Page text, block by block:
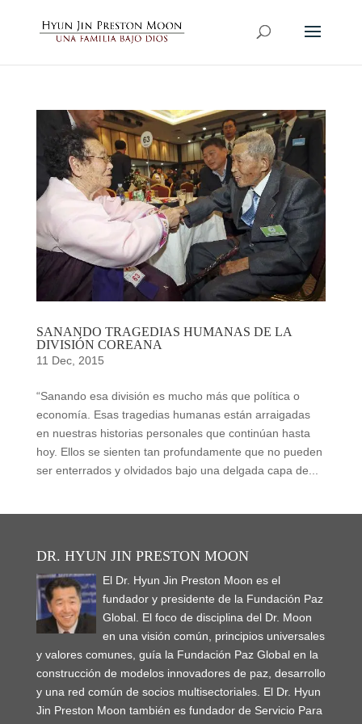
SANANDO TRAGEDIAS HUMANAS DE LA
DIVISIÓN COREANA
11 Dec, 2015
“Sanando esa división es mucho más que política o
economía. Esas tragedias humanas están arraigadas
en nuestras historias personales que continúan hasta
hoy. Ellos se sienten tan profundamente que no pueden
ser enterrados y olvidados bajo una delgada capa de...
DR. HYUN JIN PRESTON MOON
El Dr. Hyun Jin Preston Moon es el
fundador y presidente de la Fundación Paz
Global. El foco de disciplina del Dr. Moon
en una visión común, principios universales
y valores comunes, guía la Fundación Paz Global en la
construcción de modelos innovadores de paz, desarrollo
y una red común de socios multisectoriales. El Dr. Hyun
Jin Preston Moon también es fundador de Servicio Para